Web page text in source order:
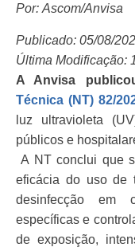
Por: Ascom/Anvisa
Publicado: 05/08/
Última Modificação:
A Anvisa
Técnica (NT) 82/
luz ultravioleta
públicos e
A NT conclui que
eficácia do uso de
desinfecção em
específicas e
de exposição,